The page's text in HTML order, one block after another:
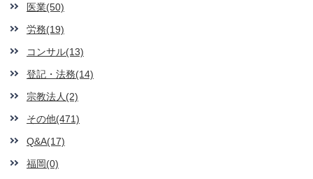
医業(50)
労務(19)
コンサル(13)
登記・法務(14)
宗教法人(2)
その他(471)
Q&A(17)
福岡(0)